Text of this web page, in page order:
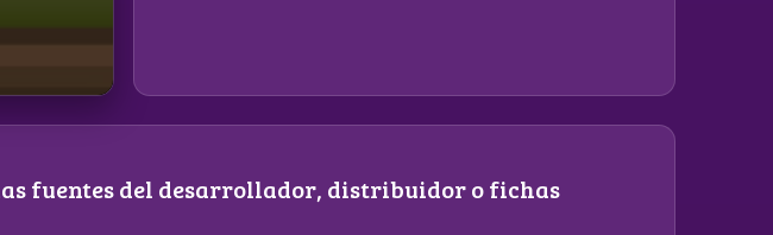
fuentes del desarrollador, distribuidor o fichas